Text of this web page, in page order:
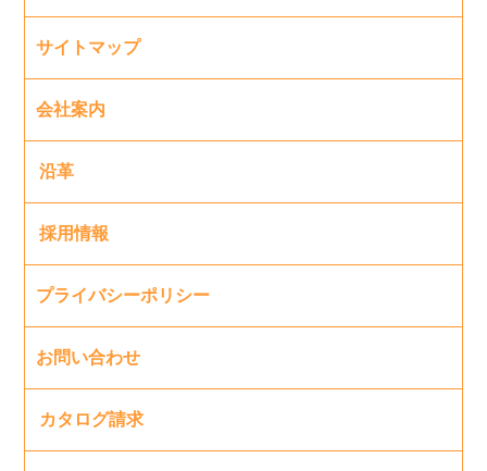
サイトマップ
会社案内
沿革
採用情報
プライバシーポリシー
お問い合わせ
カタログ請求